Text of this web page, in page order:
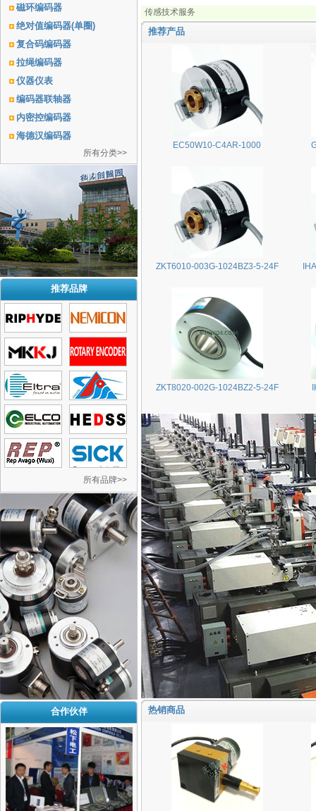
磁环编码器
绝对值编码器(单圈)
复合码编码器
拉绳编码器
仪器仪表
编码器联轴器
内密控编码器
海德汉编码器
所有分类>>
推荐品牌
所有品牌>>
合作伙伴
传感技术服务
推荐产品
EC50W10-C4AR-1000
ZKT6010-003G-1024BZ3-5-24F
ZKT8020-002G-1024BZ2-5-24F
热销商品